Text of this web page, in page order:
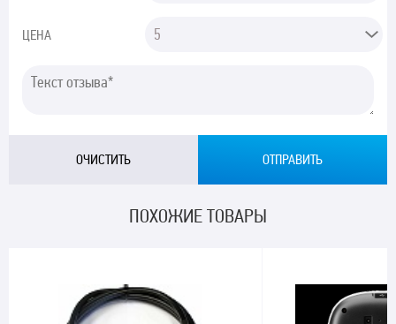
ЦЕНА
ПОХОЖИЕ ТОВАРЫ